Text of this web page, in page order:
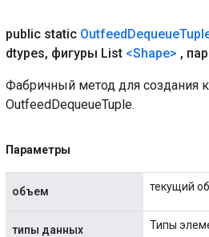
public static OutfeedDequeue
dtypes, фигуры List <Shape> ,
Фабричный метод для создания
OutfeedDequeueTuple.
Параметры
объем текущий
типы данных Типы